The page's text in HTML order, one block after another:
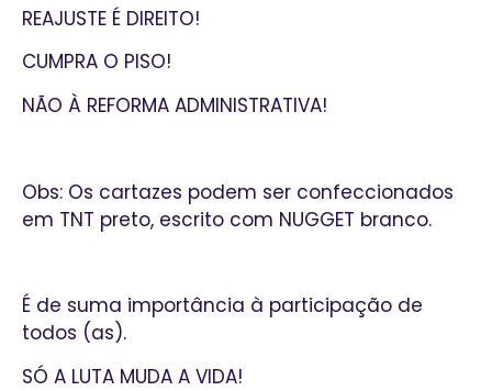
REAJUSTE É DIREITO!
CUMPRA O PISO!
NÃO À REFORMA ADMINISTRATIVA!
Obs: Os cartazes podem ser confeccionados
em TNT preto, escrito com NUGGET branco.
É de suma importância à participação de
todos (as).
SÓ A LUTA MUDA A VIDA!